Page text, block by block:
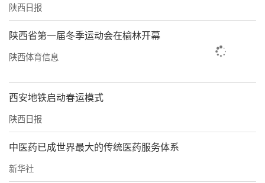
陕西日报
陕西省第一届冬季运动会在榆林开幕
陕西体育信息
西安地铁启动春运模式
陕西日报
中医药已成世界最大的传统医药服务体系
新华社